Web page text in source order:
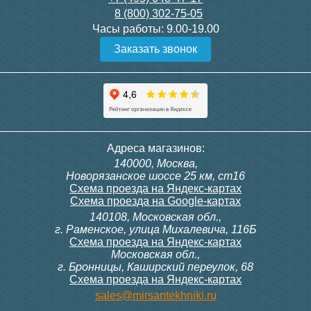
Конвектор ITT.080.200.1300
с решеткой GRILL.SGW-20-
Конвектор ITT.080.200.1000
с решеткой GRILL.SGW-20-
Конвектор ITT.080.200.1000
с решеткой GRILL.SGW-20-
Конвектор ITT.080.200.900 с
решеткой GRILL.SGA-20-
Подробнее Подробнее
100T, 230В (накладной,
расписание, упр.с пульта)
28 000
300, 230В (врезной - квадр.
коробка)
9 700
8 (800) 302-75-05
Часы работы: 9.00-19.00
Заказать звонок
Адреса магазинов:
140000, Москва,
Новорязанское шоссе 25 км, ст16
Схема проезда на Яндекс-картах
Схема проезда на Google-картах
140108, Московская обл.,
г. Раменское, улица Михалевича, 116Б
Схема проезда на Яндекс-картах
Московская обл.,
г. Бронницы, Каширский переулок, 68
Схема проезда на Яндекс-картах
sales@mirsantekhniki.ru